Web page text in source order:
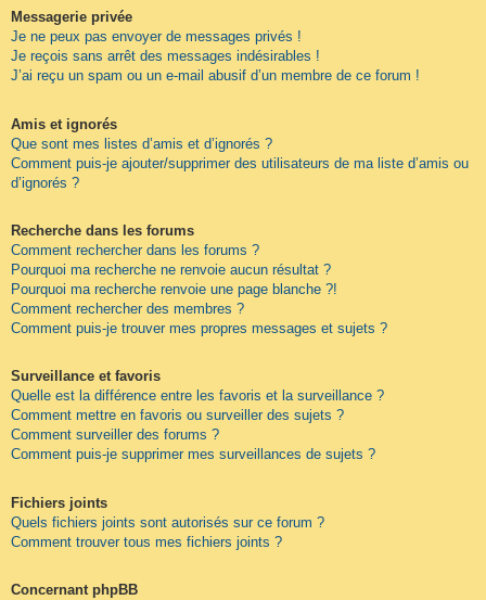
Messagerie privée
Je ne peux pas envoyer de messages privés !
Je reçois sans arrêt des messages indésirables !
J’ai reçu un spam ou un e-mail abusif d’un membre de ce forum !
Amis et ignorés
Que sont mes listes d’amis et d’ignorés ?
Comment puis-je ajouter/supprimer des utilisateurs de ma liste d’amis ou
d’ignorés ?
Recherche dans les forums
Comment rechercher dans les forums ?
Pourquoi ma recherche ne renvoie aucun résultat ?
Pourquoi ma recherche renvoie une page blanche ?!
Comment rechercher des membres ?
Comment puis-je trouver mes propres messages et sujets ?
Surveillance et favoris
Quelle est la différence entre les favoris et la surveillance ?
Comment mettre en favoris ou surveiller des sujets ?
Comment surveiller des forums ?
Comment puis-je supprimer mes surveillances de sujets ?
Fichiers joints
Quels fichiers joints sont autorisés sur ce forum ?
Comment trouver tous mes fichiers joints ?
Concernant phpBB